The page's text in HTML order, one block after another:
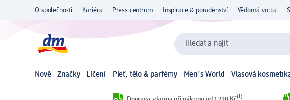
O společnosti Kariéra Press centrum Inspirace & poradenství Vědomá volba
Hledat a najít
Nově Značky Líčení Pleť, tělo & parfémy Men's World Vlasová
(1)